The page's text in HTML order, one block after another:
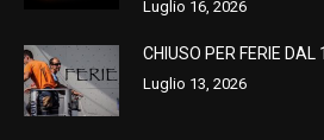
Luglio 16, 2026
CHIUSO PER FERIE DAL
Luglio 13, 2026